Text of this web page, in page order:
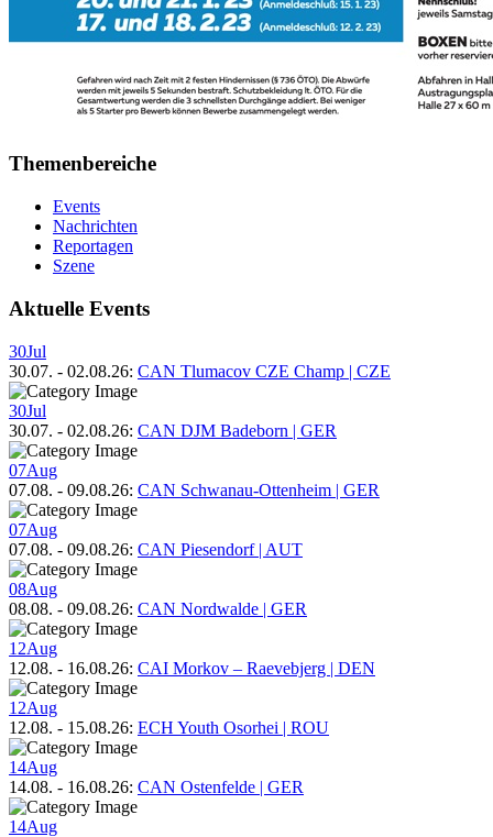
Themenbereiche
Events
Nachrichten
Reportagen
Szene
Aktuelle Events
30Jul
30.07. - 02.08.26: CAN Tlumacov CZE Champ | CZE
30Jul
30.07. - 02.08.26: CAN DJM Badeborn | GER
07Aug
07.08. - 09.08.26: CAN Schwanau-Ottenheim | GER
07Aug
07.08. - 09.08.26: CAN Piesendorf | AUT
08Aug
08.08. - 09.08.26: CAN Nordwalde | GER
12Aug
12.08. - 16.08.26: CAI Morkov – Raevebjerg | DEN
12Aug
12.08. - 15.08.26: ECH Youth Osorhei | ROU
14Aug
14.08. - 16.08.26: CAN Ostenfelde | GER
14Aug